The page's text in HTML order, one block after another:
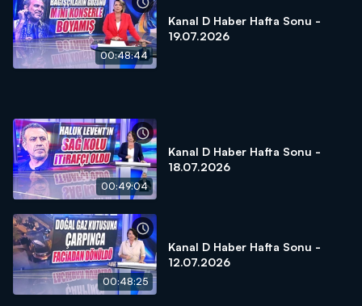
00:48:44
Kanal D Haber Hafta Sonu -
19.07.2026
00:49:04
Kanal D Haber Hafta Sonu -
18.07.2026
00:48:25
Kanal D Haber Hafta Sonu -
12.07.2026